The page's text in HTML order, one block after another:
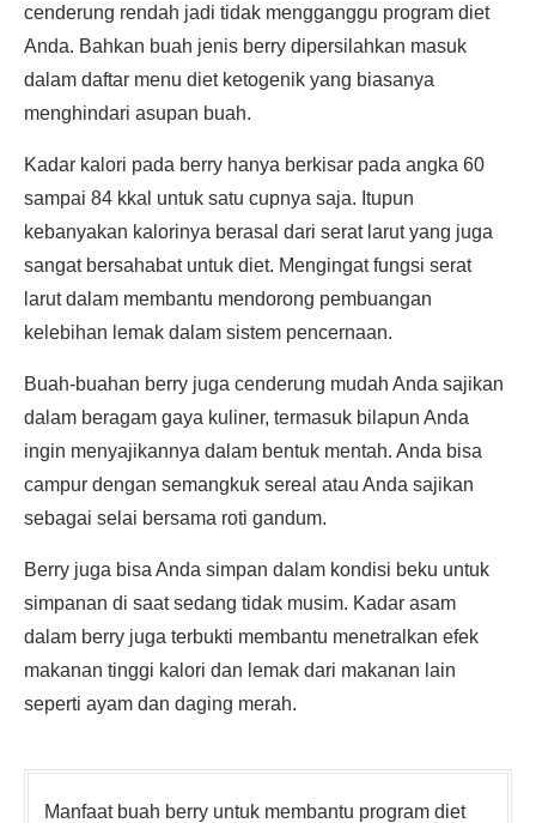
cenderung rendah jadi tidak mengganggu program diet
Anda. Bahkan buah jenis berry dipersilahkan masuk
dalam daftar menu diet ketogenik yang biasanya
menghindari asupan buah.
Kadar kalori pada berry hanya berkisar pada angka 60
sampai 84 kkal untuk satu cupnya saja. Itupun
kebanyakan kalorinya berasal dari serat larut yang juga
sangat bersahabat untuk diet. Mengingat fungsi serat
larut dalam membantu mendorong pembuangan
kelebihan lemak dalam sistem pencernaan.
Buah-buahan berry juga cenderung mudah Anda sajikan
dalam beragam gaya kuliner, termasuk bilapun Anda
ingin menyajikannya dalam bentuk mentah. Anda bisa
campur dengan semangkuk sereal atau Anda sajikan
sebagai selai bersama roti gandum.
Berry juga bisa Anda simpan dalam kondisi beku untuk
simpanan di saat sedang tidak musim. Kadar asam
dalam berry juga terbukti membantu menetralkan efek
makanan tinggi kalori dan lemak dari makanan lain
seperti ayam dan daging merah.
Manfaat buah berry untuk membantu program diet